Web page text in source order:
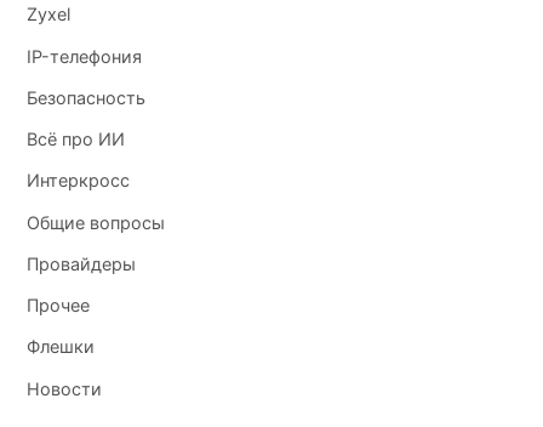
maks:
17 апреля 2014 в 13:15
Скажите пожалуйста можно ли его настроить в качестве
повторителя?
Навигация
по
комментариям
Previous
Zyxel
IP-телефония
Безопасность
Всё про ИИ
Интеркросс
Общие вопросы
Провайдеры
Прочее
Флешки
Новости